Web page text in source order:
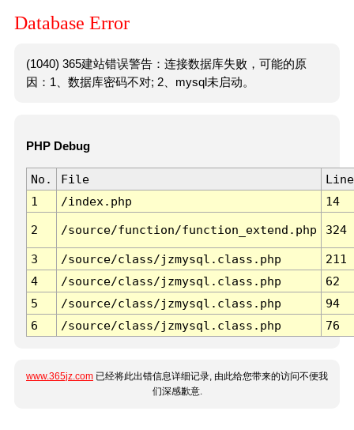
Database Error
(1040) 365建站错误警告：连接数据库失败，可能的原
因：1、数据库密码不对; 2、mysql未启动。
PHP Debug
No. File
Line
1
/index.php 14
2 /source/function/function_extend.php 324
3 /source/class/jzmysql.class.php
211
4
/source/class/jzmysql.class.php
62
5
/source/class/jzmysql.class.php
94
6
/source/class/jzmysql.class.php 76
www.365jz.com 已经将此出错信息详细记录, 由此给您带来的访问不便我
们深感歉意.